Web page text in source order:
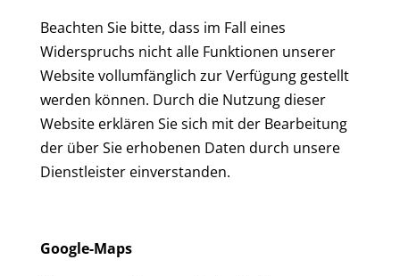
Beachten Sie bitte, dass im Fall eines
Widerspruchs nicht alle Funktionen unserer
Website vollumfänglich zur Verfügung gestellt
werden können. Durch die Nutzung dieser
Website erklären Sie sich mit der Bearbeitung
der über Sie erhobenen Daten durch unsere
Dienstleister einverstanden.
Google-Maps